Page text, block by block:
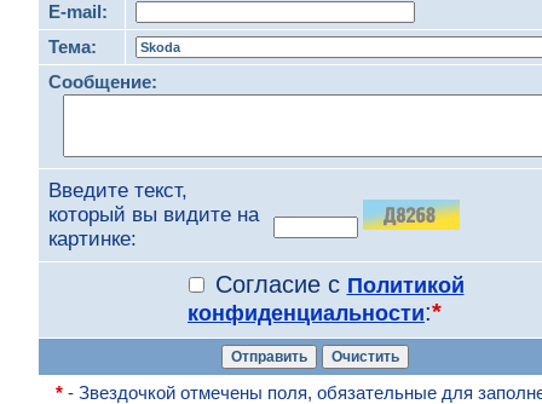
E-mail:
Тема:
Сообщение:
Введите текст,
который вы видите на
картинке:
Согласие с Политикой
конфиденциальности:*
*- Звездочкой отмечены поля, обязательные для